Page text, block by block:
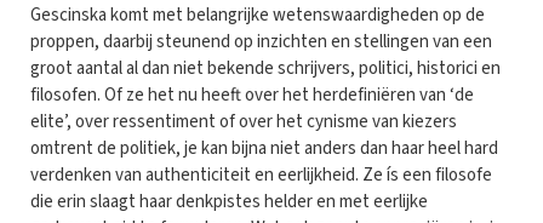
Gescinska komt met belangrijke wetenswaardigheden op de
proppen, daarbij steunend op inzichten en stellingen van een
groot aantal al dan niet bekende schrijvers, politici, historici en
filosofen. Of ze het nu heeft over het herdefiniëren van ‘de
elite’, over ressentiment of over het cynisme van kiezers
omtrent de politiek, je kan bijna niet anders dan haar heel hard
verdenken van authenticiteit en eerlijkheid. Ze ís een filosofe
die erin slaagt haar denkpistes helder en met eerlijke